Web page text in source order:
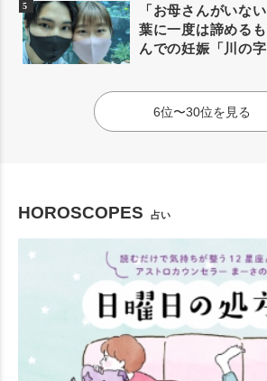
「お母さんがいな
葉に一度は諦める
んでの妊娠「川の
6位〜30位を見る
HOROSCOPES 占い